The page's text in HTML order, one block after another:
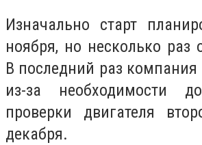
Изначально старт
ноября, но несколько раз
В последний раз компания
из-за необходимости
проверки двигателя
декабря.